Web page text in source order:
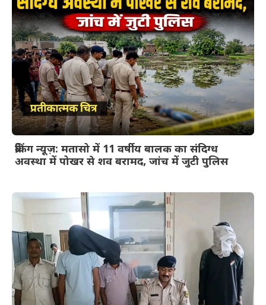
ब्रेकिंग न्यूज़: मतासो में 11 वर्षीय बालक का संदिग्ध
अवस्था में पोखर से शव बरामद, जांच में जुटी पुलिस